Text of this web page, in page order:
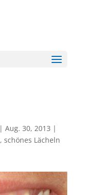
| Aug. 30, 2013 |
, schönes Lächeln